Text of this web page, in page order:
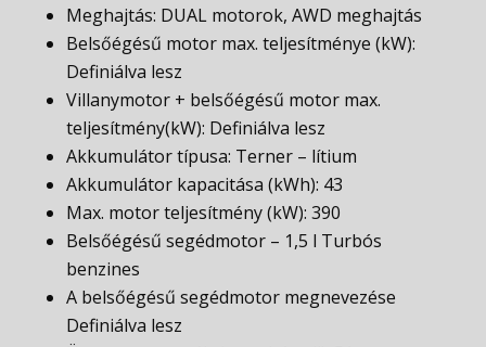
Meghajtás: DUAL motorok, AWD meghajtás
Belsőégésű motor max. teljesítménye (kW):
Definiálva lesz
Villanymotor + belsőégésű motor max.
teljesítmény(kW): Definiálva lesz
Akkumulátor típusa: Terner – lítium
Akkumulátor kapacitása (kWh): 43
Max. motor teljesítmény (kW): 390
Belsőégésű segédmotor – 1,5 l Turbós
benzines
A belsőégésű segédmotor megnevezése
Definiálva lesz